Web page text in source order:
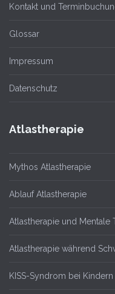
Kontakt und
Glossar
Impressum
Datenschutz
Atlastherapie
Mythos Atlastherapie
Ablauf Atlastherapie
Atlastherapie und Mentale
Atlastherapie während
KISS-Syndrom bei Kindern